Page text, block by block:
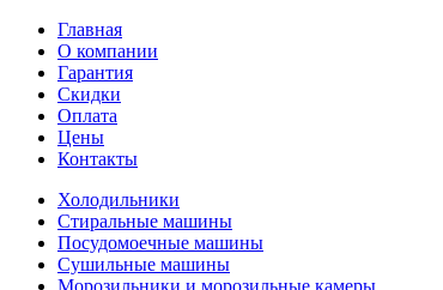
Главная
О компании
Гарантия
Скидки
Оплата
Цены
Контакты
Холодильники
Стиральные машины
Посудомоечные машины
Сушильные машины
Морозильники и морозильные камеры